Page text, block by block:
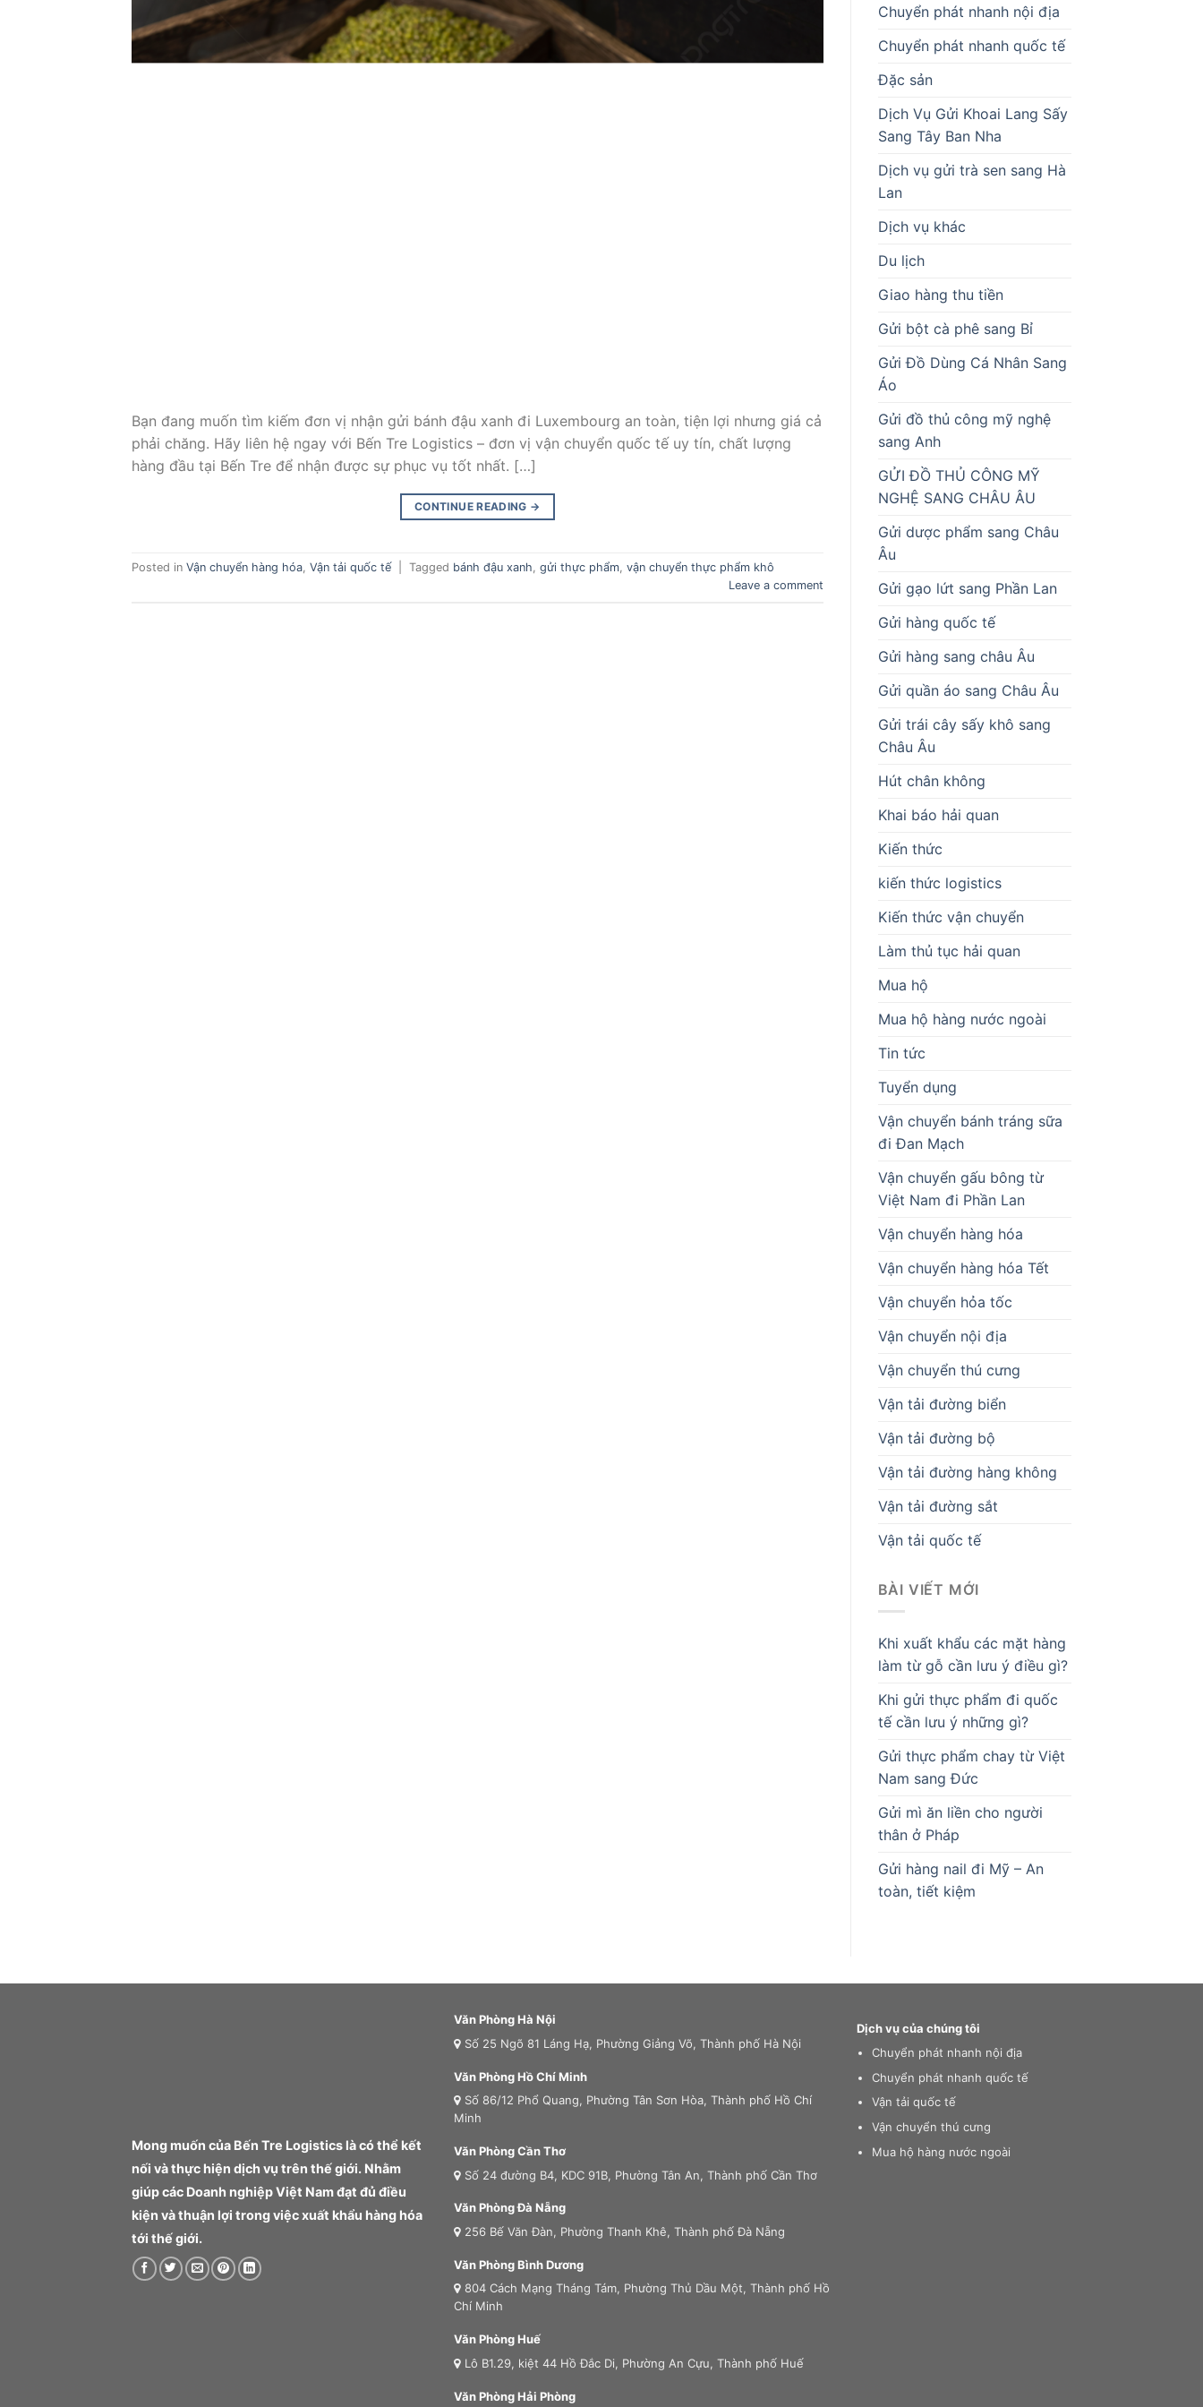
Bạn đang muốn tìm kiếm đơn vị nhận gửi bánh đậu xanh đi Luxembourg an toàn, tiện lợi nhưng giá cả
phải chăng. Hãy liên hệ ngay với Bến Tre Logistics – đơn vị vận chuyển quốc tế uy tín, chất lượng
hàng đầu tại Bến Tre để nhận được sự phục vụ tốt nhất. […]
CONTINUE READING →
Posted in Vận chuyển hàng hóa, Vận tải quốc tế Tagged bánh đậu xanh, gửi thực phẩm, vận chuyển thực phẩm khô
Leave a comment
Chuyển phát nhanh nội địa
Chuyển phát nhanh quốc tế
Đặc sản
Dịch Vụ Gửi Khoai Lang Sấy
Sang Tây Ban Nha
Dịch vụ gửi trà sen sang Hà
Lan
Dịch vụ khác
Du lịch
Giao hàng thu tiền
Gửi bột cà phê sang Bỉ
Gửi Đồ Dùng Cá Nhân Sang
Áo
Gửi đồ thủ công mỹ nghệ
sang Anh
GỬI ĐỒ THỦ CÔNG MỸ
NGHỆ SANG CHÂU ÂU
Gửi dược phẩm sang Châu
Âu
Gửi gạo lứt sang Phần Lan
Gửi hàng quốc tế
Gửi hàng sang châu Âu
Gửi quần áo sang Châu Âu
Gửi trái cây sấy khô sang
Châu Âu
Hút chân không
Khai báo hải quan
Kiến thức
kiến thức logistics
Kiến thức vận chuyển
Làm thủ tục hải quan
Mua hộ
Mua hộ hàng nước ngoài
Tin tức
Tuyển dụng
Vận chuyển bánh tráng sữa
đi Đan Mạch
Vận chuyển gấu bông từ
Việt Nam đi Phần Lan
Vận chuyển hàng hóa
Vận chuyển hàng hóa Tết
Vận chuyển hỏa tốc
Vận chuyển nội địa
Vận chuyển thú cưng
Vận tải đường biển
Vận tải đường bộ
Vận tải đường hàng không
Vận tải đường sắt
Vận tải quốc tế
BÀI VIẾT MỚI
Khi xuất khẩu các mặt hàng
làm từ gỗ cần lưu ý điều gì?
Khi gửi thực phẩm đi quốc
tế cần lưu ý những gì?
Gửi thực phẩm chay từ Việt
Nam sang Đức
Gửi mì ăn liền cho người
thân ở Pháp
Gửi hàng nail đi Mỹ – An
toàn, tiết kiệm
Mong muốn của Bến Tre Logistics là có thể kết
nối và thực hiện dịch vụ trên thế giới. Nhằm
giúp các Doanh nghiệp Việt Nam đạt đủ điều
kiện và thuận lợi trong việc xuất khẩu hàng hóa
tới thế giới.
Văn Phòng Hà Nội
Số 25 Ngõ 81 Láng Hạ, Phường Giảng Võ, Thành phố Hà Nội
Văn Phòng Hồ Chí Minh
Số 86/12 Phổ Quang, Phường Tân Sơn Hòa, Thành phố Hồ Chí
Minh
Văn Phòng Cần Thơ
Số 24 đường B4, KDC 91B, Phường Tân An, Thành phố Cần Thơ
Văn Phòng Đà Nẵng
256 Bế Văn Đàn, Phường Thanh Khê, Thành phố Đà Nẵng
Văn Phòng Bình Dương
804 Cách Mạng Tháng Tám, Phường Thủ Dầu Một, Thành phố Hồ
Chí Minh
Văn Phòng Huế
Lô B1.29, kiệt 44 Hồ Đắc Di, Phường An Cựu, Thành phố Huế
Văn Phòng Hải Phòng
Dịch vụ của chúng tôi
Chuyển phát nhanh nội địa
Chuyển phát nhanh quốc tế
Vận tải quốc tế
Vận chuyển thú cưng
Mua hộ hàng nước ngoài